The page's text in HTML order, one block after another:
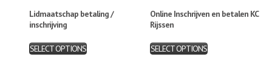
Lidmaatschap betaling /
inschrijving
SELECT OPTIONS
Online Inschrijven en betalen KC
Rijssen
SELECT OPTIONS